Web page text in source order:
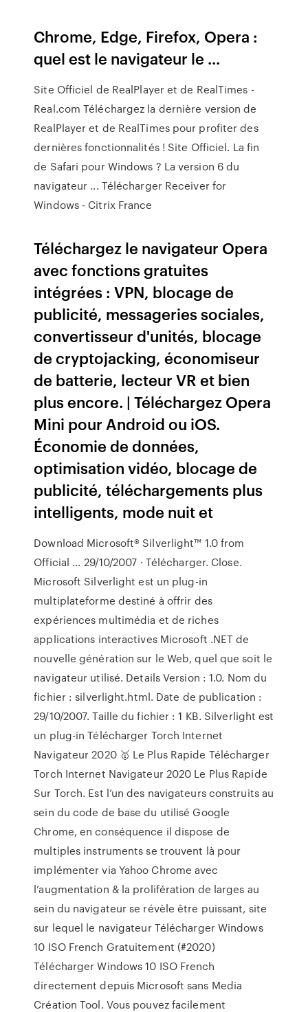
Chrome, Edge, Firefox, Opera :
quel est le navigateur le ...
Site Officiel de RealPlayer et de RealTimes -
Real.com Téléchargez la dernière version de
RealPlayer et de RealTimes pour profiter des
dernières fonctionnalités ! Site Officiel. La fin
de Safari pour Windows ? La version 6 du
navigateur ... Télécharger Receiver for
Windows - Citrix France
Téléchargez le navigateur Opera
avec fonctions gratuites
intégrées : VPN, blocage de
publicité, messageries sociales,
convertisseur d'unités, blocage
de cryptojacking, économiseur
de batterie, lecteur VR et bien
plus encore. | Téléchargez Opera
Mini pour Android ou iOS.
Économie de données,
optimisation vidéo, blocage de
publicité, téléchargements plus
intelligents, mode nuit et
Download Microsoft® Silverlight™ 1.0 from
Official ... 29/10/2007 · Télécharger. Close.
Microsoft Silverlight est un plug-in
multiplateforme destiné à offrir des
expériences multimédia et de riches
applications interactives Microsoft .NET de
nouvelle génération sur le Web, quel que soit le
navigateur utilisé. Details Version : 1.0. Nom du
fichier : silverlight.html. Date de publication :
29/10/2007. Taille du fichier : 1 KB. Silverlight est
un plug-in Télécharger Torch Internet
Navigateur 2020 🥇 Le Plus Rapide Télécharger
Torch Internet Navigateur 2020 Le Plus Rapide
Sur Torch. Est l’un des navigateurs construits au
sein du code de base du utilisé Google
Chrome, en conséquence il dispose de
multiples instruments se trouvent là pour
implémenter via Yahoo Chrome avec
l’augmentation & la prolifération de larges au
sein du navigateur se révèle être puissant, site
sur lequel le navigateur Télécharger Windows
10 ISO French Gratuitement (#2020)
Télécharger Windows 10 ISO French
directement depuis Microsoft sans Media
Création Tool. Vous pouvez facilement